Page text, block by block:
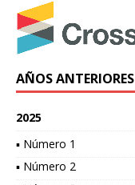
AÑOS ANTERIORES
2025
▪ Número 1
▪ Número 2